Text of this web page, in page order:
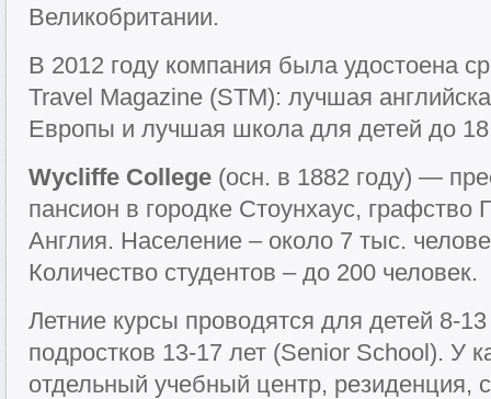
Великобритании.
В 2012 году компания была удостоена
Travel Magazine (STM): лучшая
Европы и лучшая школа для детей до 18
Wycliffe College (осн. в 1882 году) —
пансион в городке Стоунхаус,
Англия. Население – около 7 тыс.
Количество студентов – до 200 человек.
Летние курсы проводятся для детей 8-
подростков 13-17 лет (Senior School). У
отдельный учебный центр, резиденция,